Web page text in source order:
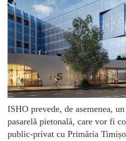
ISHO prevede, de asemenea,
pasarelă pietonală, care vor fi
public-privat cu Primăria